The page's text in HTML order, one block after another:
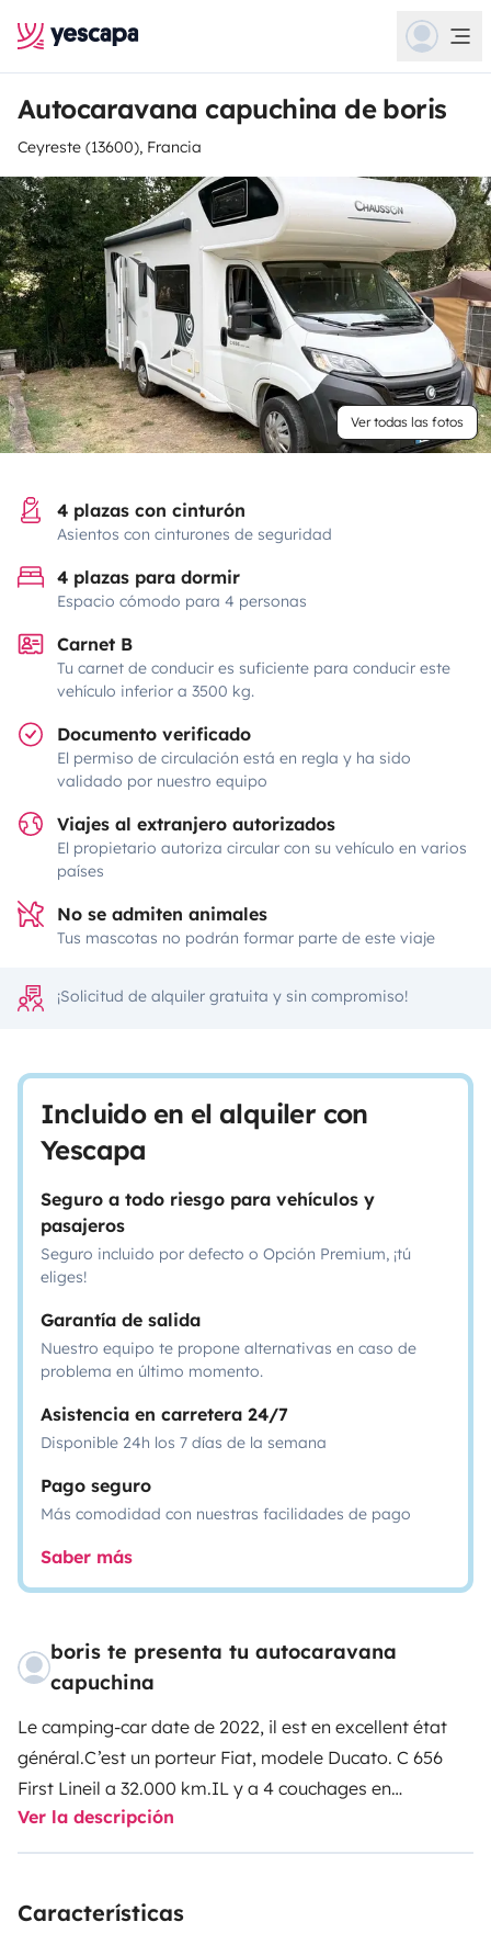
Autocaravana capuchina de boris
Ceyreste (13600), Francia
Ver todas las fotos
4 plazas con cinturón
Asientos con cinturones de seguridad
4 plazas para dormir
Espacio cómodo para 4 personas
Carnet B
Tu carnet de conducir es suficiente para conducir este
vehículo inferior a 3500 kg.
Documento verificado
El permiso de circulación está en regla y ha sido
validado por nuestro equipo
Viajes al extranjero autorizados
El propietario autoriza circular con su vehículo en varios
países
No se admiten animales
Tus mascotas no podrán formar parte de este viaje
¡Solicitud de alquiler gratuita y sin compromiso!
Incluido en el alquiler con
Yescapa
Seguro a todo riesgo para vehículos y
pasajeros
Seguro incluido por defecto o Opción Premium, ¡tú
eliges!
Garantía de salida
Nuestro equipo te propone alternativas en caso de
problema en último momento.
Asistencia en carretera 24/7
Disponible 24h los 7 días de la semana
Pago seguro
Más comodidad con nuestras facilidades de pago
Saber más
boris te presenta tu autocaravana
capuchina
Le camping-car date de 2022, il est en excellent état
général.C’est un porteur Fiat, modele Ducato. C 656
First Lineil a 32.000 km.IL y a 4 couchages en
couchette (1 couchage 2 places dans la capucine, et 1
couchage 1 place à l’arrière) et 1 en lit dînette (à
la table pour les repas).
Ver la descripción
Características